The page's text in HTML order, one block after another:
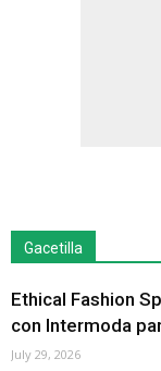
Gacetilla
Ethical Fashion
con Intermoda
July 29, 2026